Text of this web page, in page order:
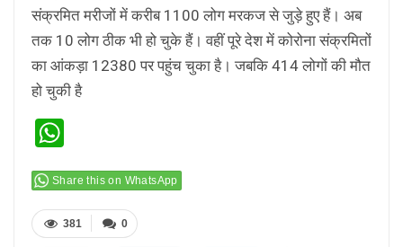
संक्रमित मरीजों में करीब 1100 लोग मरकज से जुड़े हुए हैं। अब
तक 10 लोग ठीक भी हो चुके हैं। वहीं पूरे देश में कोरोना संक्रमितों
का आंकड़ा 12380 पर पहुंच चुका है। जबकि 414 लोगों की मौत
हो चुकी है
Share this on WhatsApp
0
381